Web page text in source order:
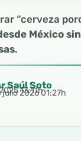
“cerveza
México
.
Saúl Soto
13:11h
2026 01:27h